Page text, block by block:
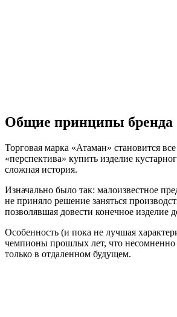
Общие принципы бренда
Торговая марка «Атаман» становится
«перспектива» купить изделие
сложная история.
Изначально было так: малоизвестное
не приняло решение заняться
позволявшая довести конечное изделие
Особенность (и пока не лучшая
чемпионы прошлых лет, что несомненно
только в отдаленном будущем.